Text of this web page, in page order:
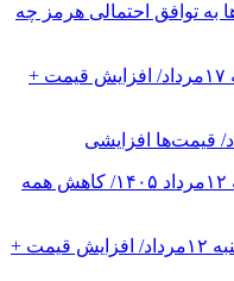
به توافق احتمالی هرمز چه
قیمت طلای ۱۸عیار امروز شنبه ۱۷مرداد/ افزایش قیمت +
قیمت طلا و سکه امروز دوشنبه ۱۲مرداد ۱۴۰۵/ کاهش همه
قیمت طلای ۱۸عیار امروز دوشنبه ۱۲مرداد/ افزایش قیمت +